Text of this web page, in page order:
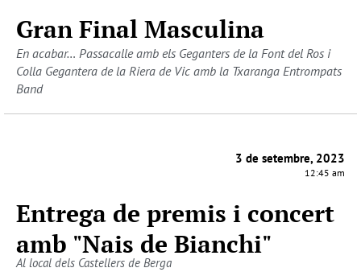
Gran Final Masculina
En acabar… Passacalle amb els Geganters de la Font del Ros i
Colla Gegantera de la Riera de Vic amb la Txaranga Entrompats
Band
3 de setembre, 2023
12:45 am
Entrega de premis i concert
amb "Nais de Bianchi"
Al local dels Castellers de Berga